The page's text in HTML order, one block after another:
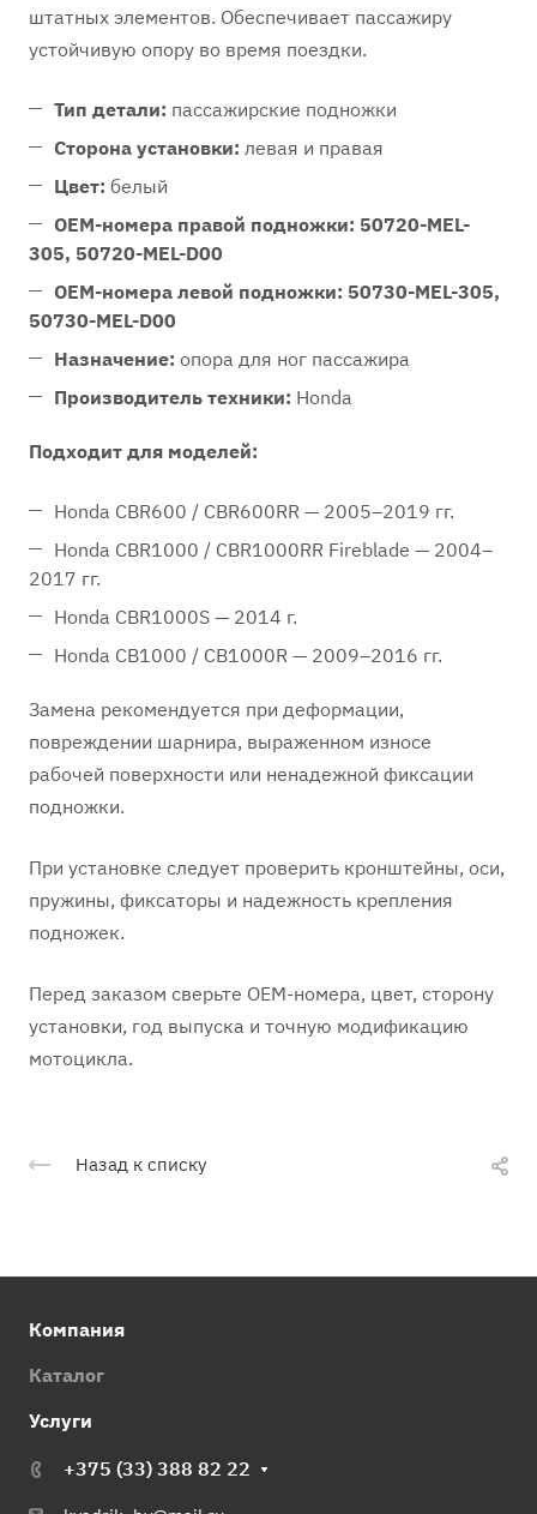
штатных элементов. Обеспечивает пассажиру
устойчивую опору во время поездки.
Тип детали: пассажирские подножки
Сторона установки: левая и правая
Цвет: белый
OEM-номера правой подножки: 50720-MEL-
305, 50720-MEL-D00
OEM-номера левой подножки: 50730-MEL-305,
50730-MEL-D00
Назначение: опора для ног пассажира
Производитель техники: Honda
Подходит для моделей:
Honda CBR600 / CBR600RR — 2005–2019 гг.
Honda CBR1000 / CBR1000RR Fireblade — 2004–
2017 гг.
Honda CBR1000S — 2014 г.
Honda CB1000 / CB1000R — 2009–2016 гг.
Замена рекомендуется при деформации,
повреждении шарнира, выраженном износе
рабочей поверхности или ненадежной фиксации
подножки.
При установке следует проверить кронштейны, оси,
пружины, фиксаторы и надежность крепления
подножек.
Перед заказом сверьте OEM-номера, цвет, сторону
установки, год выпуска и точную модификацию
мотоцикла.
Назад к списку
Компания
Каталог
Услуги
+375 (33) 388 82 22